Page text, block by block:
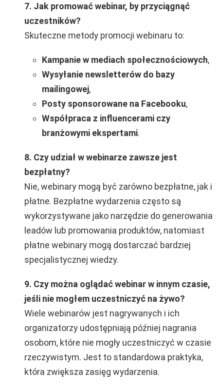
7. Jak promować webinar, by przyciągnąć
uczestników?
Skuteczne metody promocji webinaru to:
Kampanie w mediach społecznościowych,
Wysyłanie newsletterów do bazy
mailingowej,
Posty sponsorowane na Facebooku,
Współpraca z influencerami czy
branżowymi ekspertami.
8. Czy udział w webinarze zawsze jest
bezpłatny?
Nie, webinary mogą być zarówno bezpłatne, jak i
płatne. Bezpłatne wydarzenia często są
wykorzystywane jako narzędzie do generowania
leadów lub promowania produktów, natomiast
płatne webinary mogą dostarczać bardziej
specjalistycznej wiedzy.
9. Czy można oglądać webinar w innym czasie,
jeśli nie mogłem uczestniczyć na żywo?
Wiele webinarów jest nagrywanych i ich
organizatorzy udostępniają później nagrania
osobom, które nie mogły uczestniczyć w czasie
rzeczywistym. Jest to standardowa praktyka,
która zwiększa zasięg wydarzenia.